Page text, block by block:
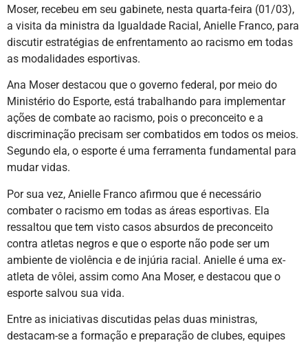
Moser, recebeu em seu gabinete, nesta quarta-feira (01/03),
a visita da ministra da Igualdade Racial, Anielle Franco, para
discutir estratégias de enfrentamento ao racismo em todas
as modalidades esportivas.
Ana Moser destacou que o governo federal, por meio do
Ministério do Esporte, está trabalhando para implementar
ações de combate ao racismo, pois o preconceito e a
discriminação precisam ser combatidos em todos os meios.
Segundo ela, o esporte é uma ferramenta fundamental para
mudar vidas.
Por sua vez, Anielle Franco afirmou que é necessário
combater o racismo em todas as áreas esportivas. Ela
ressaltou que tem visto casos absurdos de preconceito
contra atletas negros e que o esporte não pode ser um
ambiente de violência e de injúria racial. Anielle é uma ex-
atleta de vôlei, assim como Ana Moser, e destacou que o
esporte salvou sua vida.
Entre as iniciativas discutidas pelas duas ministras,
destacam-se a formação e preparação de clubes, equipes